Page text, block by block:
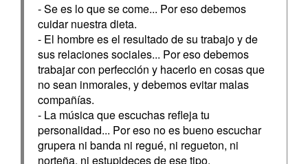
- Se es lo que se come... Por eso debemos
cuidar nuestra dieta.
- El hombre es el resultado de su trabajo y de
sus relaciones sociales... Por eso debemos
trabajar con perfección y hacerlo en cosas que
no sean inmorales, y debemos evitar malas
compañías.
- La música que escuchas refleja tu
personalidad... Por eso no es bueno escuchar
grupera ni banda ni regué, ni regueton, ni
norteña, ni estupideces de ese tipo.